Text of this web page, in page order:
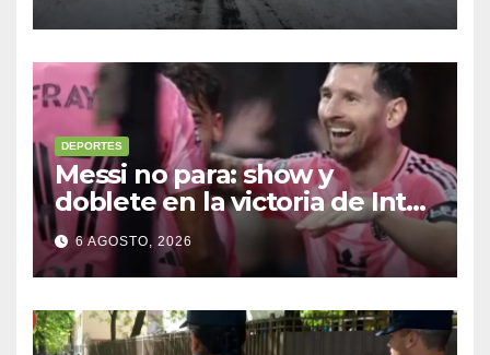
temporal con unos 1.500
camiones varados
DEPORTES
Messi no para: show y
doblete en la victoria de Inter
Miami
6 AGOSTO, 2026